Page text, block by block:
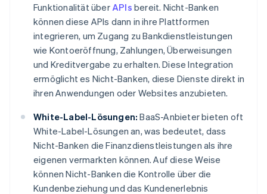
Funktionalität überAPIs bereit. Nicht-Banken
können diese APIs dann in ihre Plattformen
integrieren, um Zugang zu Bankdienstleistungen
wie Kontoeröffnung, Zahlungen, Überweisungen
und Kreditvergabe zu erhalten. Diese Integration
ermöglicht es Nicht-Banken, diese Dienste direkt in
ihren Anwendungen oder Websites anzubieten.
White-Label-Lösungen: BaaS-Anbieter bieten oft
White-Label-Lösungen an, was bedeutet, dass
Nicht-Banken die Finanzdienstleistungen als ihre
eigenen vermarkten können. Auf diese Weise
können Nicht-Banken die Kontrolle über die
Kundenbeziehung und das Kundenerlebnis